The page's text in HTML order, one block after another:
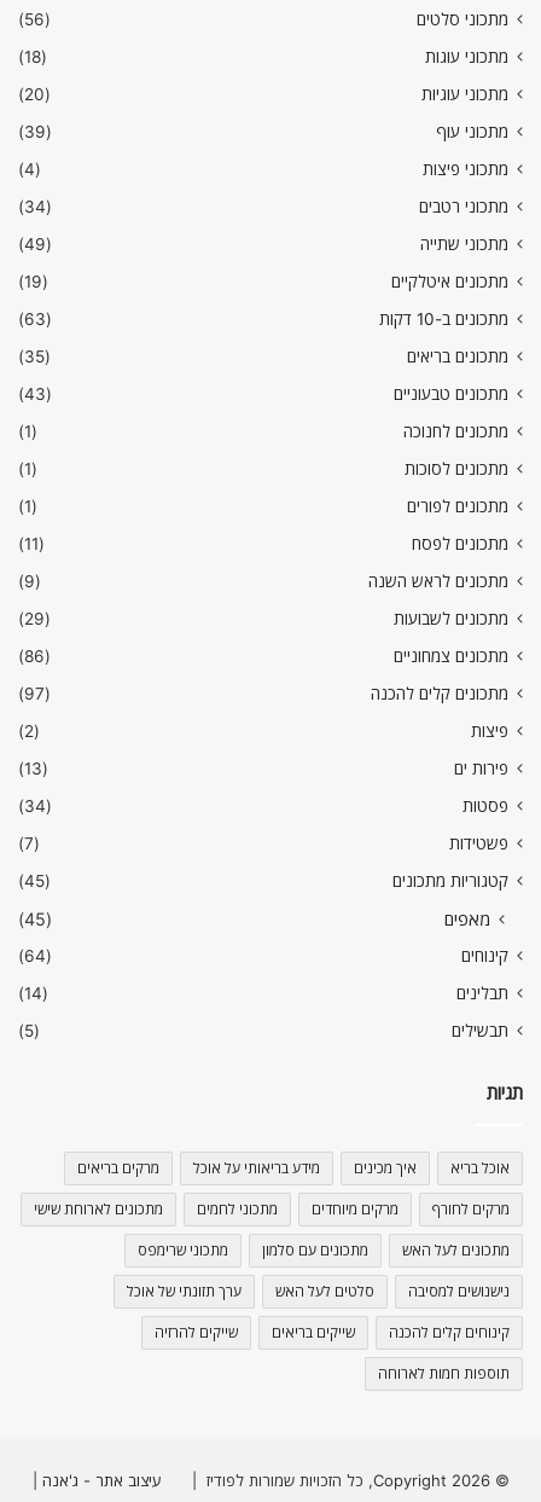
מתכוני סלטים
(56)
מתכוני עוגות
(18)
מתכוני עוגיות
(20)
מתכוני עוף
(39)
מתכוני פיצות
(4)
מתכוני רטבים
(34)
מתכוני שתייה
(49)
מתכונים איטלקיים
(19)
מתכונים ב-10 דקות
(63)
מתכונים בריאים
(35)
מתכונים טבעוניים
(43)
מתכונים לחנוכה
(1)
מתכונים לסוכות
(1)
מתכונים לפורים
(1)
מתכונים לפסח
(11)
מתכונים לראש השנה
(9)
מתכונים לשבועות
(29)
מתכונים צמחוניים
(86)
מתכונים קלים להכנה
(97)
פיצות
(2)
פירות ים
(13)
פסטות
(34)
פשטידות
(7)
קטגוריות מתכונים
(45)
מאפים (45)
קינוחים
(64)
תבלינים
(14)
תבשילים
(5)
תגיות
אוכל בריא איך מכינים מידע בריאותי על אוכל מרקים בריאים
מרקים לחורף מרקים מיוחדים מתכוני לחמים מתכונים לארוחת שישי
מתכונים לעל האש מתכונים עם סלמון מתכוני שרימפס
נישנושים למסיבה סלטים לעל האש ערך תזונתי של אוכל
קינוחים קלים להכנה שייקים בריאים שייקים להרזיה
תוספות חמות לארוחה
© Copyright 2026, כל הזכויות שמורות לפודיז | עיצוב אתר - ג'אנה